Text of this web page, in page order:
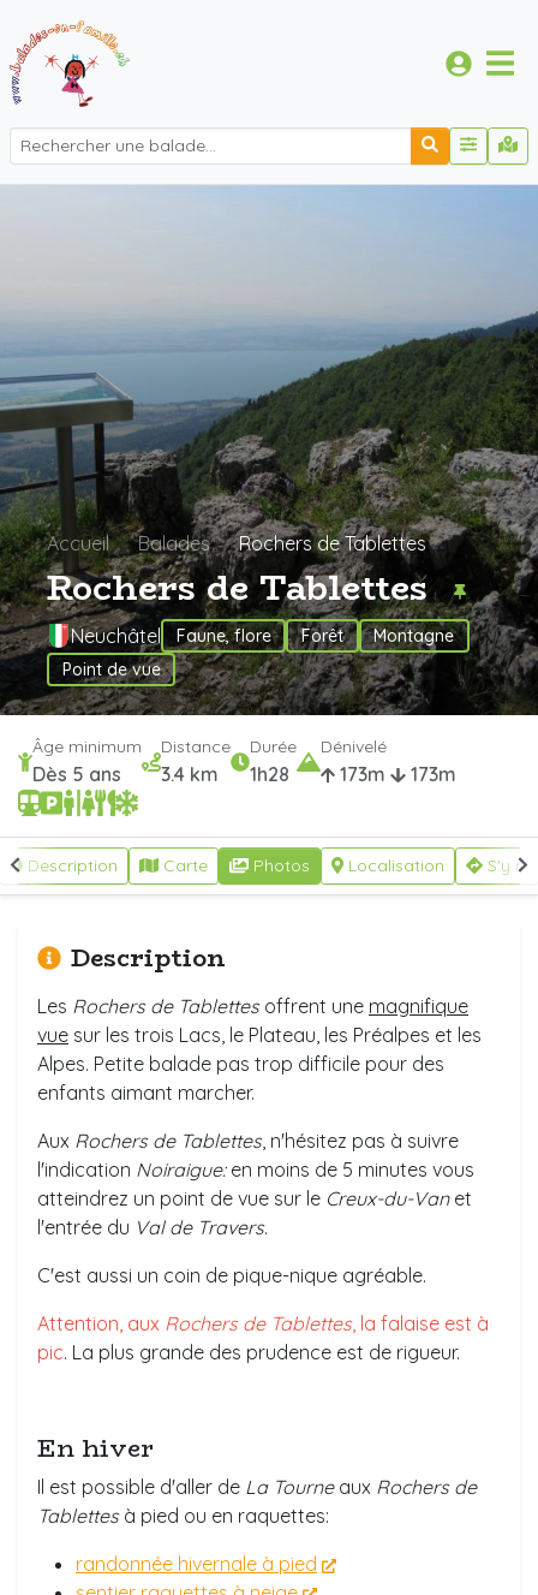
Accueil Balades Rochers de Tablettes
Rochers de Tablettes
Neuchâtel Faune, flore Forêt
Montagne
Point de vue
Âge minimum
Dès 5 ans
Distance
3.4 km
Durée
1h28
Dénivelé
173m 173m
Description Carte Photos Localisation S'y
Description
Les Rochers de Tablettesoffrent une magnifique
vue sur les trois Lacs, le Plateau, les Préalpes et les
Alpes. Petite balade pas trop difficile pour des
enfants aimant marcher.
Aux Rochers de Tablettes, n'hésitez pas à suivre
l'indication Noiraigue:en moins de 5 minutes vous
atteindrez un point de vue sur le Creux-du-Vanet
l'entrée du Val de Travers.
C'est aussi un coin de pique-nique agréable.
Attention, aux Rochers de Tablettes, la falaise est à
pic. La plus grande des prudence est de rigueur.
En hiver
Il est possible d'aller de La Tourne aux Rochers de
Tablettesà pied ou en raquettes:
randonnée hivernale à pied